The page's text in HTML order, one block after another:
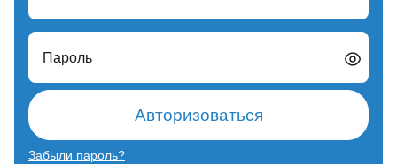
Пароль
Авторизоваться
Забыли пароль?